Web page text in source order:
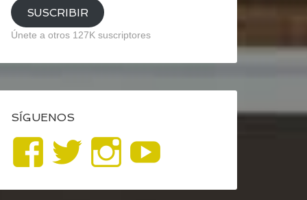
SUSCRIBIR
Únete a otros 127K suscriptores
SÍGUENOS
Ver
perfil
Ver
perfil
Ver
perfil